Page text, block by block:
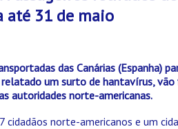
até 31 de maio
das Canárias (Espanha)
um surto de hantavírus,
autoridades norte-americanas.
cidadãos norte-americanos e um